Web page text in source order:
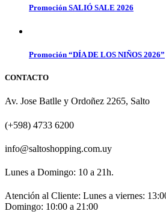
Promoción SALIÓ SALE 2026
Promoción “DÍA DE LOS NIÑOS 2026”
CONTACTO
Av. Jose Batlle y Ordoñez 2265, Salto
(+598) 4733 6200
info@saltoshopping.com.uy
Lunes a Domingo: 10 a 21h.
Atención al Cliente: Lunes a viernes:
Domingo: 10:00 a 21:00